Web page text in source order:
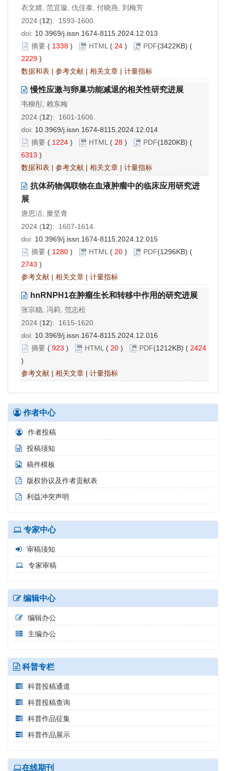
衣文婧, 范宜璇, 仇佳泰, 付晓燕, 刘梅芳
2024 (12): 1593-1600.
doi: 10.3969/j.issn.1674-8115.2024.12.013
摘要 ( 1338 ) HTML ( 24 ) PDF(3422KB) (
2229 )
数据和表 | 参考文献 | 相关文章 | 计量指标
慢性应激与卵巢功能减退的相关性研究进展
韦柳彤, 赖东梅
2024 (12): 1601-1606.
doi: 10.3969/j.issn.1674-8115.2024.12.014
摘要 ( 1224 ) HTML ( 28 ) PDF(1820KB) (
6313 )
数据和表 | 参考文献 | 相关文章 | 计量指标
抗体药物偶联物在血液肿瘤中的临床应用研究进
展
唐思洁, 糜坚青
2024 (12): 1607-1614.
doi: 10.3969/j.issn.1674-8115.2024.12.015
摘要 ( 1280 ) HTML ( 20 ) PDF(1296KB) (
2743 )
参考文献 | 相关文章 | 计量指标
hnRNPH1在肿瘤生长和转移中作用的研究进展
张宗稳, 冯莉, 范志松
2024 (12): 1615-1620.
doi: 10.3969/j.issn.1674-8115.2024.12.016
摘要 ( 923 ) HTML ( 20 ) PDF(1212KB) ( 2424
)
参考文献 | 相关文章 | 计量指标
作者中心
作者投稿
投稿须知
稿件模板
版权协议及作者贡献表
利益冲突声明
专家中心
审稿须知
专家审稿
编辑中心
编辑办公
主编办公
科普专栏
科普投稿通道
科普投稿查询
科普作品征集
科普作品展示
在线期刊